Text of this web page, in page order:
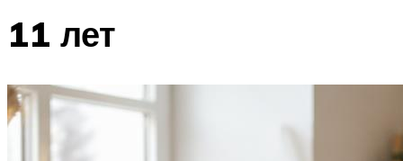
11 лет